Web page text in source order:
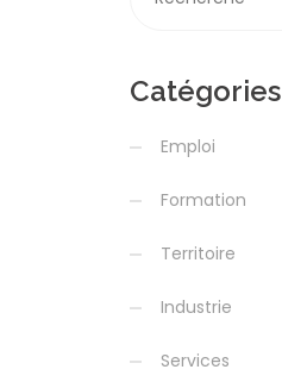
Catégories
Emploi
Formation
Territoire
Industrie
Services